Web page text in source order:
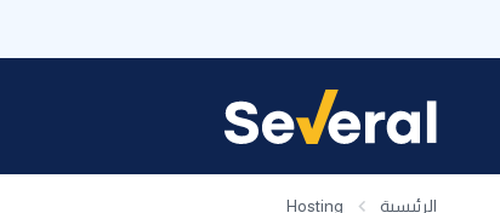
الرئيسية Hosting